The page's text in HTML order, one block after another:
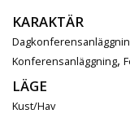
KARAKTÄR
Konferensanläggning,
LÄGE
Kust/Hav